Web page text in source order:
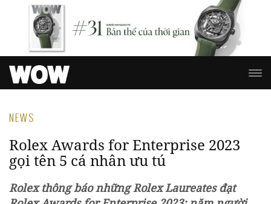
NEWS
Rolex Awards for Enterprise 2023
gọi tên 5 cá nhân ưu tú
Rolex thông báo những Rolex Laureates đạt